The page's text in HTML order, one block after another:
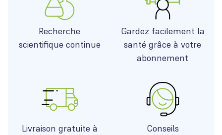
Recherche
scientifique continue
Gardez facilement la
santé grâce à votre
abonnement
Livraison gratuite à
Conseils